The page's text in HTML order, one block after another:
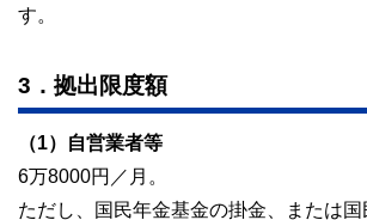
す。
3．拠出限度額
（1）自営業者等
6万8000円／月。
ただし、国民年金基金の掛金、または